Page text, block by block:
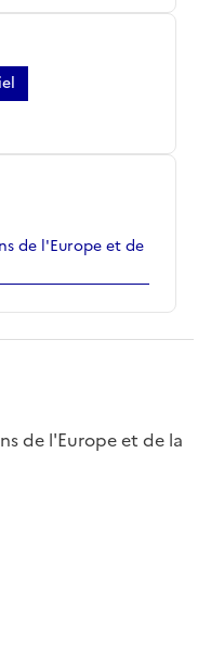
de l'Europe et de
de l'Europe et de la